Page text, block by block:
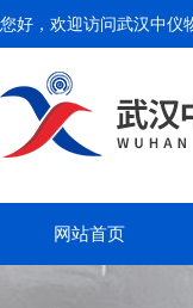
您好，欢迎访问武汉中仪
网站首页